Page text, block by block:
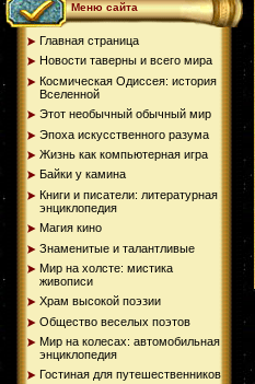
Меню сайта
Главная страница
Новости таверны и всего мира
Космическая Одиссея: история
Вселенной
Этот необычный обычный мир
Эпоха искусственного разума
Жизнь как компьютерная игра
Байки у камина
Книги и писатели: литературная
энциклопедия
Магия кино
Знаменитые и талантливые
Мир на холсте: мистика
живописи
Храм высокой поэзии
Общество веселых поэтов
Мир на колесах: автомобильная
энциклопедия
Гостиная для путешественников